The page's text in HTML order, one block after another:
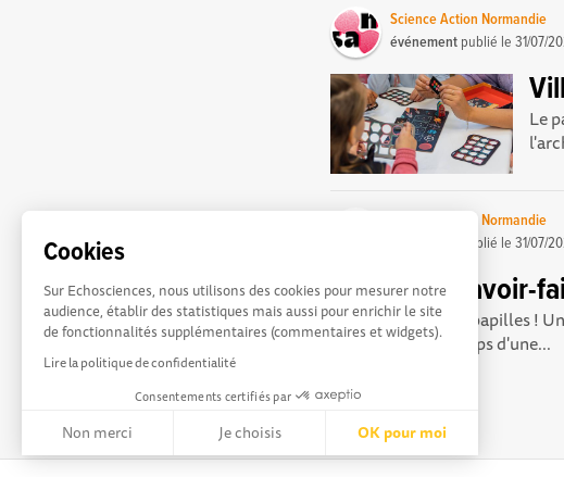
Cookies
Sur Echosciences, nous utilisons des cookies pour mesurer notre
audience, établir des statistiques mais aussi pour enrichir le site
de fonctionnalités supplémentaires (commentaires et widgets).
Lire la politique de confidentialité
Consentements certifiés par
Non merci Je choisis OK pour moi
Science Action Normandie
événement publié le31/07/
Le
Science Action Normandie
publié le31/07/
Saveurs & savoir-
De la récolte à vos papilles !
Port Center. Le temps d'une...